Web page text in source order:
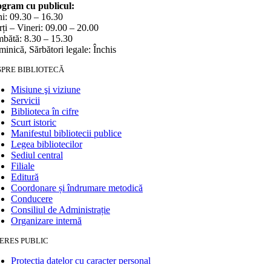
cu publicul:
09.30 – 16.30
– Vineri: 09.00 – 20.00
8.30 – 15.30
Sărbători legale: Închis
BIBLIOTECĂ
Misiune şi viziune
Servicii
Biblioteca în cifre
Scurt istoric
Manifestul bibliotecii publice
Legea bibliotecilor
Sediul central
Filiale
Editură
Coordonare și îndrumare metodică
Conducere
Consiliul de Administrație
Organizare internă
PUBLIC
Protecția datelor cu caracter personal